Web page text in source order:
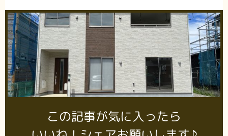
この記事が気に入ったら